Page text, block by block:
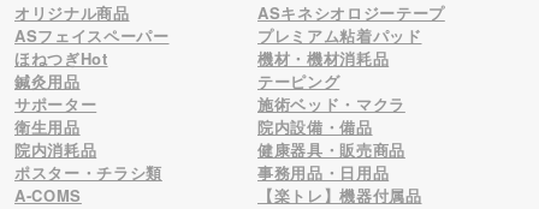
オリジナル商品
ASキネシオロジーテープ
ASフェイスペーパー
プレミアム粘着パッド
ほねつぎHot
機材・機材消耗品
鍼灸用品
テーピング
サポーター
施術ベッド・マクラ
衛生用品
院内設備・備品
院内消耗品
健康器具・販売商品
ポスター・チラシ類
事務用品・日用品
A-COMS
【楽トレ】機器付属品